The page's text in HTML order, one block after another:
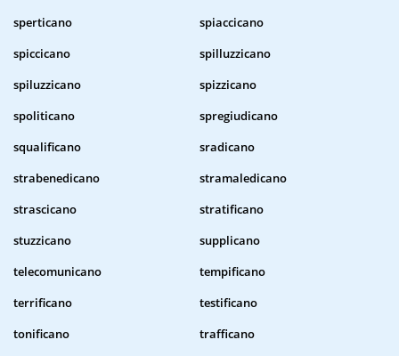
sperticano
spiaccicano
spiccicano
spilluzzicano
spiluzzicano
spizzicano
spoliticano
spregiudicano
squalificano
sradicano
strabenedicano
stramaledicano
strascicano
stratificano
stuzzicano
supplicano
telecomunicano
tempificano
terrificano
testificano
tonificano
trafficano